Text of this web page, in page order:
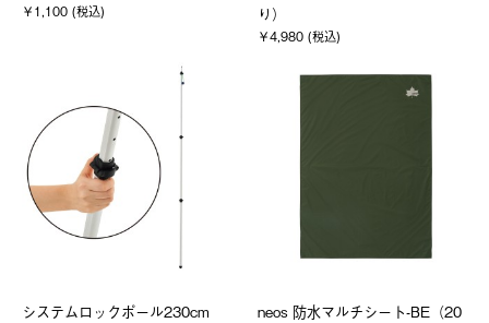
￥1,100 (税込)
り）
￥4,980 (税込)
システムロックポール230cm
neos 防水マルチシート-BE（20